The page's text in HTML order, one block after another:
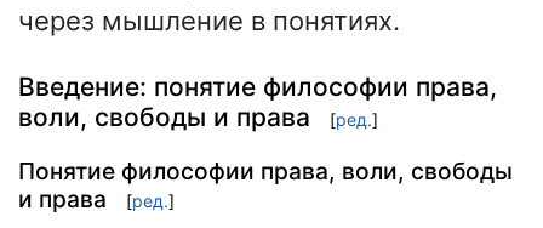
через мышление в понятиях.
Введение: понятие философии права,
воли, свободы и права
[ред.]
Понятие философии права, воли, свободы
и права
[ред.]